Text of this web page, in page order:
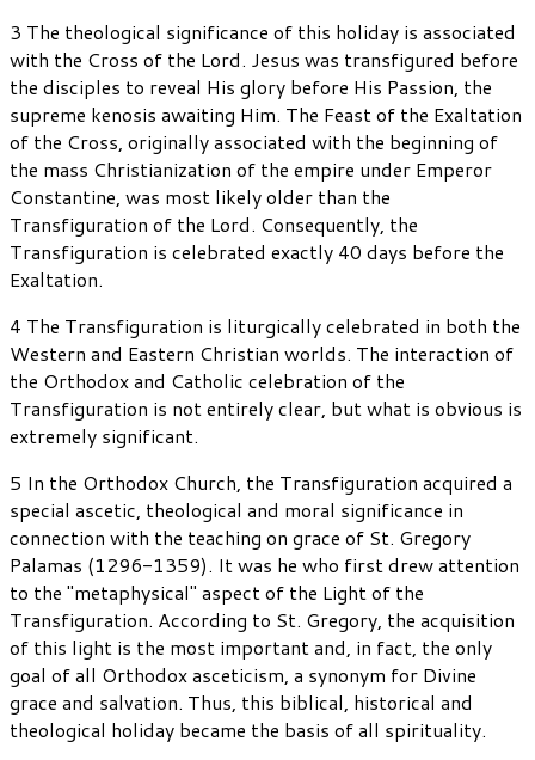
3 The theological significance of this holiday is associated
with the Cross of the Lord. Jesus was transfigured before
the disciples to reveal His glory before His Passion, the
supreme kenosis awaiting Him. The Feast of the Exaltation
of the Cross, originally associated with the beginning of
the mass Christianization of the empire under Emperor
Constantine, was most likely older than the
Transfiguration of the Lord. Consequently, the
Transfiguration is celebrated exactly 40 days before the
Exaltation.
4 The Transfiguration is liturgically celebrated in both the
Western and Eastern Christian worlds. The interaction of
the Orthodox and Catholic celebration of the
Transfiguration is not entirely clear, but what is obvious is
extremely significant.
5 In the Orthodox Church, the Transfiguration acquired a
special ascetic, theological and moral significance in
connection with the teaching on grace of St. Gregory
Palamas (1296-1359). It was he who first drew attention
to the "metaphysical" aspect of the Light of the
Transfiguration. According to St. Gregory, the acquisition
of this light is the most important and, in fact, the only
goal of all Orthodox asceticism, a synonym for Divine
grace and salvation. Thus, this biblical, historical and
theological holiday became the basis of all spirituality.